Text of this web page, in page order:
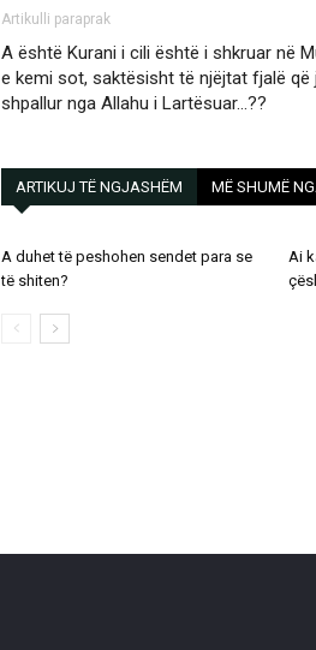
Artikulli paraprak
A është Kurani i cili është i shkruar në
e kemi sot, saktësisht të njëjtat fjalë që
shpallur nga Allahu i Lartësuar…??
ARTIKUJ TË NGJASHËM MË SHUMË
A duhet të peshohen sendet para se
të shiten?
Ai